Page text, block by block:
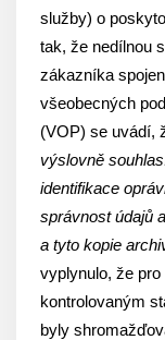
služby) o
tak, že nedílnou
zákazníka
všeobecných
(VOP) se uvádí,
výslovně
identifikace
správnost údajů
a tyto kopie
vyplynulo, že
kontrolovaným
byly